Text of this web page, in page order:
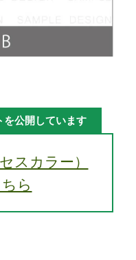
を公開しています
スカラー）
ら